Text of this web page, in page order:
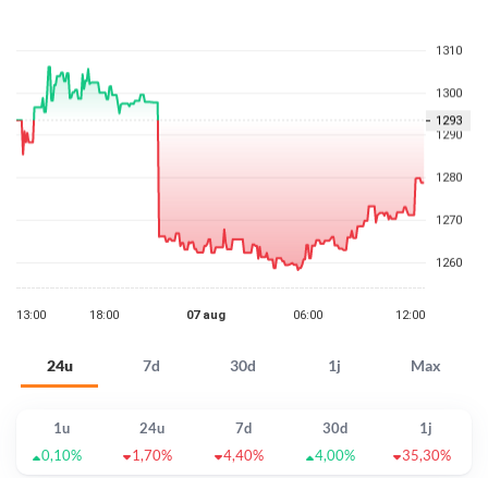
24u 7d 30d 1j Max
1u 24u 7d 30d
1j
0,10%
1,70% 4,40% 4,00% 35,30%